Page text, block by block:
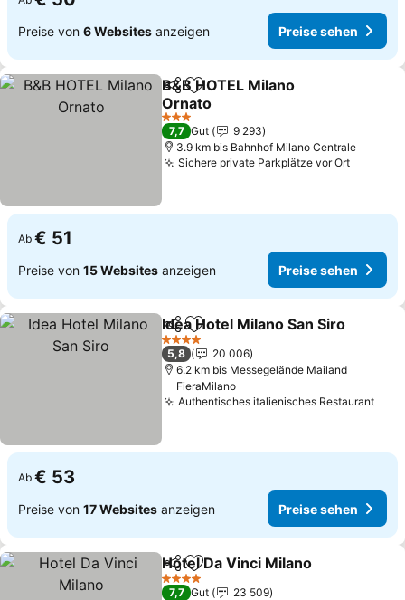
Preise von 6 Websites anzeigen Preise sehen
TeilenZu Favoriten hinzufügen
B&B HOTEL Milano
Ornato
Preise sehen
3 Sterne
7,7 Gut
9 293
3.9 km bis Bahnhof Milano Centrale
Sichere private Parkplätze vor OrtPreise
Ab € 51
Preise von 15 Websites anzeigen Preise sehen
TeilenZu Favoriten hinzufügen
Idea Hotel Milano San Siro
4 Sterne
5,8
20 006
6.2 km bis Messegelände Mailand
FieraMilano
Authentisches italienisches Restaurant
Ab € 53
Preise von 17 Websites anzeigen Preise sehen
TeilenZu Favoriten hinzufügen
Hotel Da Vinci Milano
4 Sterne
7,7 Gut
23 509